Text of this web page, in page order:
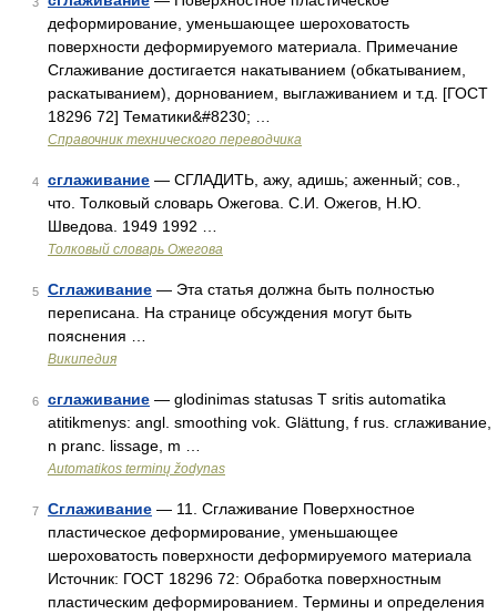
деформирование, уменьшающее шероховатость
поверхности деформируемого материала. Примечание
Сглаживание достигается накатыванием (обкатыванием,
раскатыванием), дорнованием, выглаживанием и т.д. [ГОСТ
18296 72] Тематики&#8230; …
Справочник технического переводчика
4 сглаживание — СГЛАДИТЬ, ажу, адишь; аженный; сов.,
что. Толковый словарь Ожегова. С.И. Ожегов, Н.Ю.
Шведова. 1949 1992 …
Толковый словарь Ожегова
5 Сглаживание — Эта статья должна быть полностью
переписана. На странице обсуждения могут быть
пояснения …
Википедия
6 сглаживание — glodinimas statusas T sritis automatika
atitikmenys: angl. smoothing vok. Glättung, f rus. сглаживание,
n pranc. lissage, m …
Automatikos terminų žodynas
7 Сглаживание — 11. Сглаживание Поверхностное
пластическое деформирование, уменьшающее
шероховатость поверхности деформируемого материала
Источник: ГОСТ 18296 72: Обработка поверхностным
пластическим деформированием. Термины и определения